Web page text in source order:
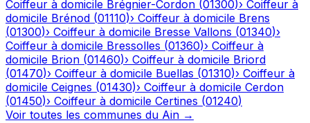
Coiffeur à domicile Brégnier-Cordon (01300)› Coiffeur à
domicile Brénod (01110)› Coiffeur à domicile Brens
(01300)› Coiffeur à domicile Bresse Vallons (01340)›
Coiffeur à domicile Bressolles (01360)› Coiffeur à
domicile Brion (01460)› Coiffeur à domicile Briord
(01470)› Coiffeur à domicile Buellas (01310)› Coiffeur à
domicile Ceignes (01430)› Coiffeur à domicile Cerdon
(01450)› Coiffeur à domicile Certines (01240)
Voir toutes les communes du Ain →